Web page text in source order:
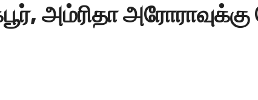
அம்ரிதா